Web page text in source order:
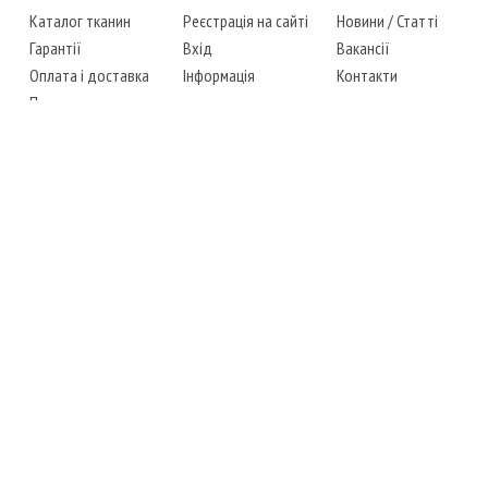
Каталог тканин
Гарантії
Оплата і доставка
Повернення товару
Реєстрація на сайті
Вхід
Інформація
Новини /Статті
Вакансії
Контакти